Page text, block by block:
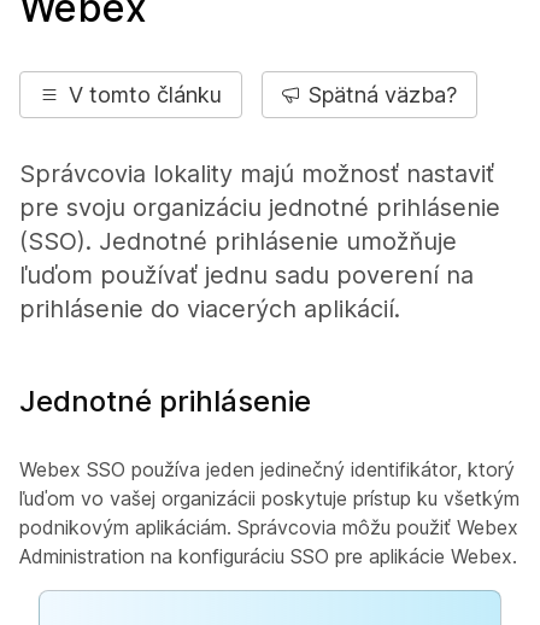
V tomto článku Spätná väzba?
Správcovia lokality majú možnosť nastaviť
pre svoju organizáciu jednotné prihlásenie
(SSO). Jednotné prihlásenie umožňuje
ľuďom používať jednu sadu poverení na
prihlásenie do viacerých aplikácií.
Jednotné prihlásenie
Webex SSO používa jeden jedinečný identifikátor, ktorý
ľuďom vo vašej organizácii poskytuje prístup ku všetkým
podnikovým aplikáciám. Správcovia môžu použiť Webex
Administration na konfiguráciu SSO pre aplikácie Webex.